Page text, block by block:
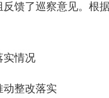
馈了巡察意见。根
情况
整改落实